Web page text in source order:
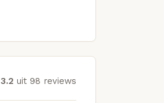
3.2 uit 98 reviews